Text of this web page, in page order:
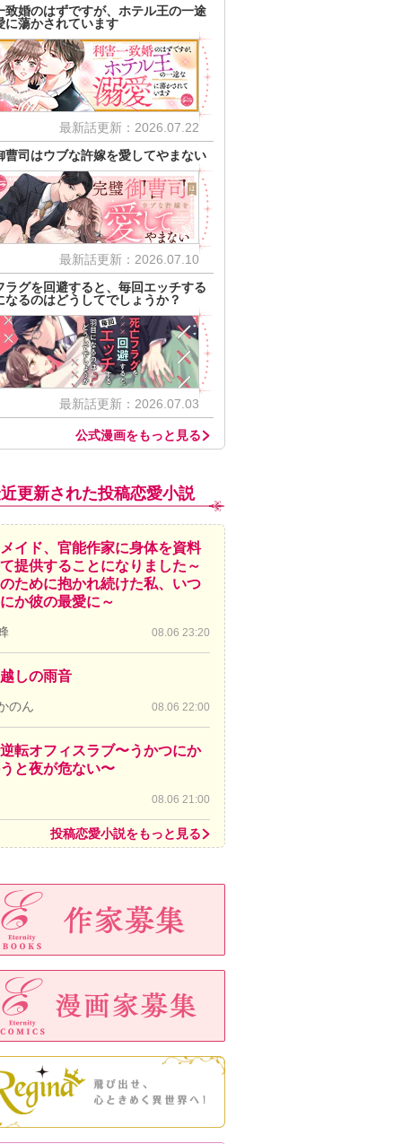
致婚のはずですが、ホテル王の一途
に蕩かされています
最新話更新：2026.07.22
曹司はウブな許嫁を愛してやまない
最新話更新：2026.07.10
ラグを回避すると、毎回エッチする
なるのはどうしてでしょうか？
最新話更新：2026.07.03
公式漫画をもっと見る
更新された投稿恋愛小説
イド、官能作家に身体を資料
提供することになりました～
ために抱かれ続けた私、いつ
か彼の最愛に～
08.06 23:20
しの雨音
のん 08.06 22:00
転オフィスラブ〜うかつにか
と夜が危ない〜
08.06 21:00
投稿恋愛小説をもっと見る